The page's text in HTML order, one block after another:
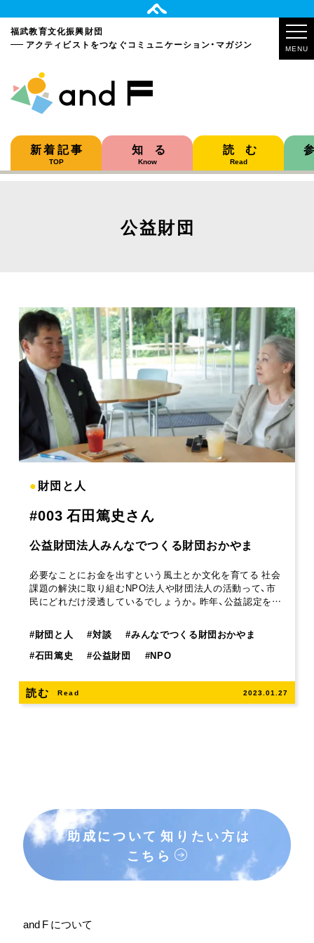
福武教育文化振興財団
アクティビストをつなぐコミュニケーション・マガジン MENU
新着記事
TOP
知る
Know
読む
Read
公益財団
●財団と人
#003 石田篤史さん
公益財団法人みんなでつくる財団おかやま
必要なことにお金を出すという風土とか文化を育てる 社会
課題の解決に取り組むNPO法人や財団法人の活動って、市
民にどれだけ浸透しているでしょうか。昨年、公益認定を…
#財団と人 #対談 #みんなでつくる財団おかやま
#石田篤史 #公益財団 #NPO
読む Read 2023.01.27
助成について 知りたい方は
こちら
and F について